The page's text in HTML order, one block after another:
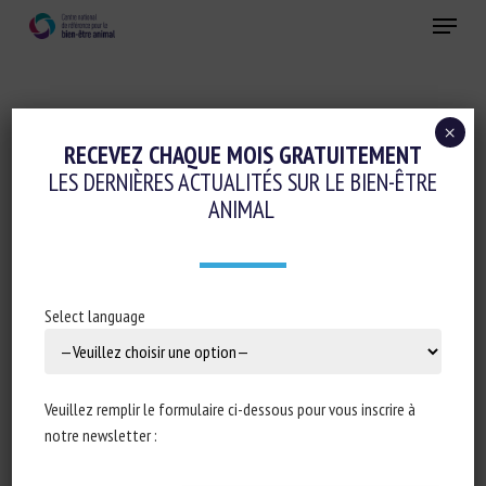
Menu
Réglementation
Transport, Abattage, Ramassage
ÉCRITE À LA QUESTION E-007052/20 :
COMBATING THE ONLINE SALE WITHIN
THE EU OF BANNED ITEMS THAT CAUSE
ANIMAL SUFFERING
9 mars 2021
RECEVEZ CHAQUE MOIS GRATUITEMENT
LES DERNIÈRES ACTUALITÉS SUR LE BIEN-ÊTRE
ANIMAL
Select language
Veuillez remplir le formulaire ci-dessous pour vous inscrire à
notre newsletter :
×